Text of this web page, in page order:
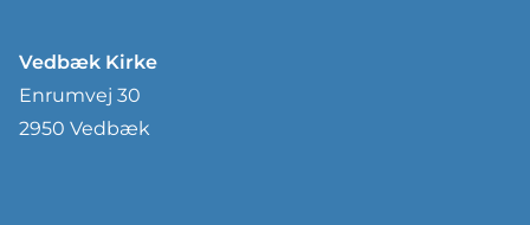
Vedbæk Kirke
Enrumvej 30
2950 Vedbæk